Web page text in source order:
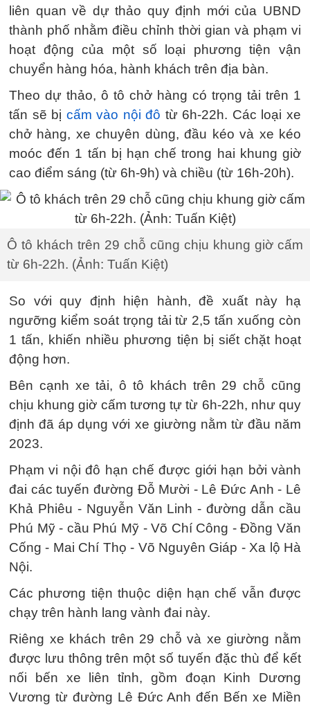
liên quan về dự thảo quy định mới của UBND
thành phố nhằm điều chỉnh thời gian và phạm vi
hoạt động của một số loại phương tiện vận
chuyển hàng hóa, hành khách trên địa bàn.
Theo dự thảo, ô tô chở hàng có trọng tải trên 1
tấn sẽ bị cấm vào nội đô từ 6h-22h. Các loại xe
chở hàng, xe chuyên dùng, đầu kéo và xe kéo
moóc đến 1 tấn bị hạn chế trong hai khung giờ
cao điểm sáng (từ 6h-9h) và chiều (từ 16h-20h).
Ô tô khách trên 29 chỗ cũng chịu khung giờ cấm
từ 6h-22h. (Ảnh: Tuấn Kiệt)
So với quy định hiện hành, đề xuất này hạ
ngưỡng kiểm soát trọng tải từ 2,5 tấn xuống còn
1 tấn, khiến nhiều phương tiện bị siết chặt hoạt
động hơn.
Bên cạnh xe tải, ô tô khách trên 29 chỗ cũng
chịu khung giờ cấm tương tự từ 6h-22h, như quy
định đã áp dụng với xe giường nằm từ đầu năm
2023.
Phạm vi nội đô hạn chế được giới hạn bởi vành
đai các tuyến đường Đỗ Mười - Lê Đức Anh - Lê
Khả Phiêu - Nguyễn Văn Linh - đường dẫn cầu
Phú Mỹ - cầu Phú Mỹ - Võ Chí Công - Đồng Văn
Cống - Mai Chí Thọ - Võ Nguyên Giáp - Xa lộ Hà
Nội.
Các phương tiện thuộc diện hạn chế vẫn được
chạy trên hành lang vành đai này.
Riêng xe khách trên 29 chỗ và xe giường nằm
được lưu thông trên một số tuyến đặc thù để kết
nối bến xe liên tỉnh, gồm đoạn Kinh Dương
Vương từ đường Lê Đức Anh đến Bến xe Miền